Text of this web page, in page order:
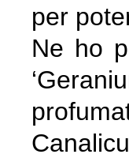
per
Ne ho